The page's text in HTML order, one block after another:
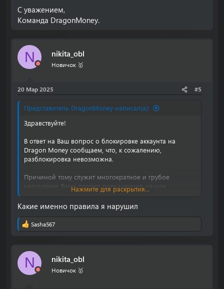
С уважением,
Команда DragonMoney.
N nikita_obl
Новичок 🥇
20 Мар 2025 #5
Представитель DragonMoney написал(а):
Здравствуйте!
В ответ на Ваш вопрос о блокировке аккаунта на
Dragon Money сообщаем, что, к сожалению,
разблокировка невозможна.
Причиной тому служит многократное и грубое
нарушение Вами правил пользования нашим
Мы придерживаемся политики обеспечения
безопасной и комфортной среды для всех
пользователей, и нарушение установленных правил
функционирования платформы в целом.
Нажмите для раскрытия...
Какие именно правила я нарушил
Р
к
и
Sasha567
N nikita_obl
Новичок 🥇